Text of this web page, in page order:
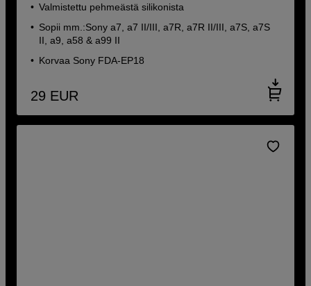
Valmistettu pehmeästä silikonista
Sopii mm.:Sony a7, a7 II/III, a7R, a7R II/III, a7S, a7S
II, a9, a58 & a99 II
Korvaa Sony FDA-EP18
29 EUR